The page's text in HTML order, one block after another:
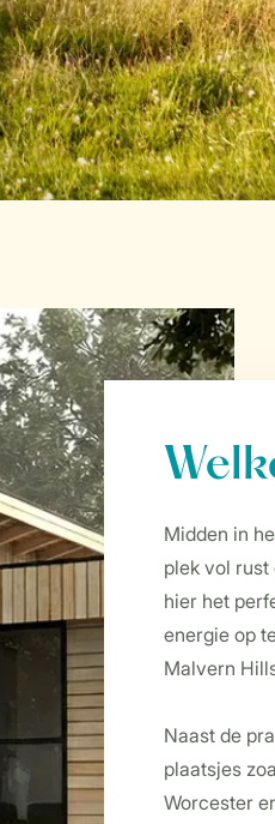
Midden in
plek vol rust
hier het
energie op
Malvern
Naast de
plaatsjes
Worcester